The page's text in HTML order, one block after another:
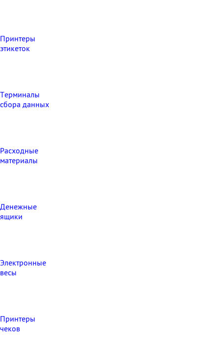
Принтеры
этикеток
Терминалы
сбора данных
Расходные
материалы
Денежные
ящики
Электронные
весы
Принтеры
чеков